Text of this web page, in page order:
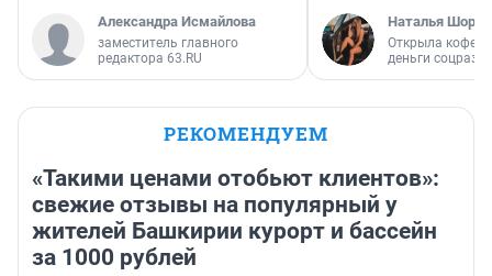
Александра Исмайлова
заместитель главного
редактора 63.RU
Наталья
Открыла
деньги
РЕКОМЕНДУЕМ
«Такими ценами отобьют клиентов»:
свежие отзывы на популярный у
жителей Башкирии курорт и бассейн
за 1000 рублей